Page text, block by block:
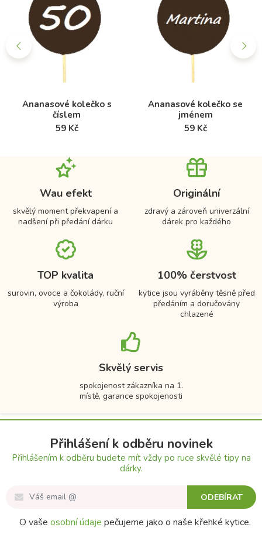
Ananasové kolečko s
číslem
59 Kč
Ananasové kolečko se
jménem
59 Kč
Wau efekt
skvělý moment překvapení a
nadšení při předání dárku
Originální
zdravý a zároveň univerzální
dárek pro každého
TOP kvalita
surovin, ovoce a čokolády, ruční
výroba
100% čerstvost
kytice jsou vyráběny těsně před
předáním a doručovány
chlazené
Skvělý servis
spokojenost zákazníka na 1.
místě, garance spokojenosti
Přihlášení k odběru novinek
Přihlášením k odběru budete mít vždy po ruce skvělé tipy na
dárky.
ODEBÍRAT
O vaše osobní údaje pečujeme jako o naše křehké kytice.